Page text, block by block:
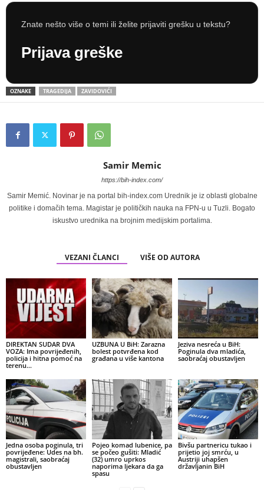
Znate nešto više o temi ili želite prijaviti grešku u tekstu?
Prijava greške
OZNAKE TRAGEDIJA ZAVIDOVIĆI
Samir Memic
https://bih-index.com/
Samir Memić. Novinar je na portal bih-index.com Urednik je iz oblasti globalne
politike i domačih tema. Magistar je političkih nauka na FPN-u u Tuzli. Bogato
iskustvo urednika na brojnim medijskim portalima.
VEZANI ČLANCI VIŠE OD AUTORA
DIREKTAN SUDAR DVA
VOZA: Ima povrijeđenih,
policija i hitna pomoć na
terenu…
UZBUNA U BiH: Zarazna
bolest potvrđena kod
građana u više kantona
Jeziva nesreća u BiH:
Poginula dva mladića,
saobraćaj obustavljen
Jedna osoba poginula, tri
povrijeđene: Udes na bh.
magistrali, saobraćaj
obustavljen
Pojeo komad lubenice, pa
se počeo gušiti: Mladić
(32) umro uprkos
naporima ljekara da ga
spasu
Bivšu partnericu tukao i
prijetio joj smrću, u
Austriji uhapšen
državljanin BiH